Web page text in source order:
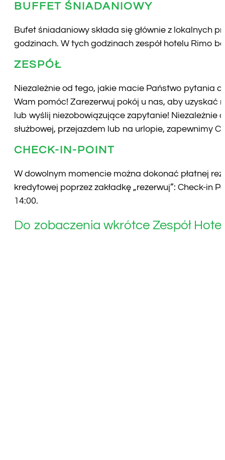
BUFFET ŚNIADANIOWY
Bufet śniadaniowy składa się głównie z lokalnych
godzinach. W tych godzinach zespół hotelu Rimo
ZESPÓŁ
Niezależnie od tego, jakie macie Państwo pytania
Wam pomóc! Zarezerwuj pokój u nas, aby uzyskać
lub wyślij niezobowiązujące zapytanie! Niezależnie
służbowej, przejazdem lub na urlopie, zapewnimy
CHECK-IN-POINT
W dowolnym momencie można dokonać płatnej
kredytowej poprzez zakładkę „rezerwuj”: Check-in
14:00.
Do zobaczenia wkrótce Zespół